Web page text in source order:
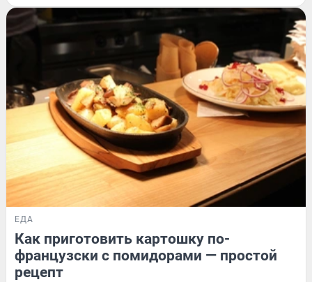
ЕДА
Как приготовить картошку по-
французски с помидорами — простой
рецепт